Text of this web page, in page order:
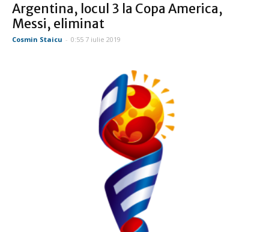
Argentina, locul 3 la Copa America,
Messi, eliminat
Cosmin Staicu - 0:55 7 iulie 2019